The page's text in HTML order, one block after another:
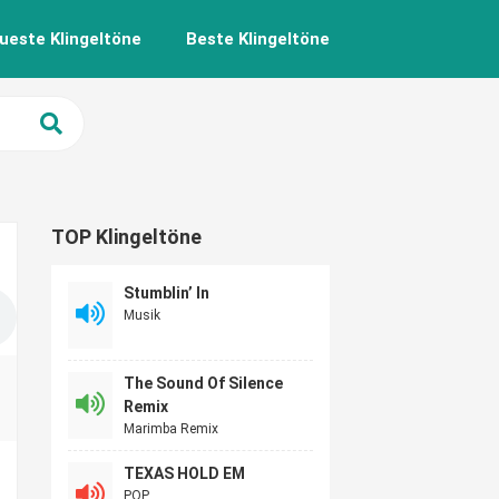
Klingeltöne Beste Klingeltöne
TOP Klingeltöne
Stumblin’ In
Musik
The Sound Of Silence
Remix
Marimba Remix
TEXAS HOLD EM
POP